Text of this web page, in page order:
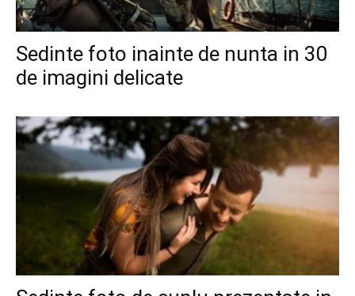
Sedinte foto inainte de nunta in 30
de imagini delicate